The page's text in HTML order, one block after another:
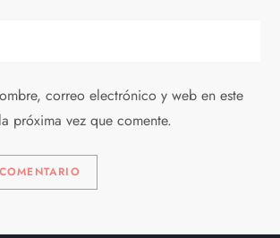
correo electrónico y web en este
próxima vez que comente.